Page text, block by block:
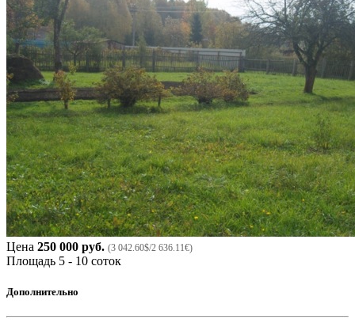
Цена 250 000 руб. (3 042.60$/2 636.11€)
Площадь 5 - 10 соток
Дополнительно